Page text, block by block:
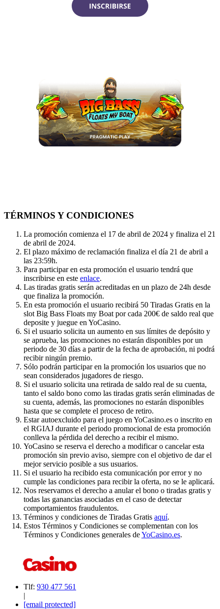
TÉRMINOS Y CONDICIONES
La promoción comienza el 17 de abril de 2024 y finaliza el 21
de abril de 2024.
El plazo máximo de reclamación finaliza el día 21 de abril a
las 23:59h.
Para participar en esta promoción el usuario tendrá que
inscribirse en este enlace.
Las tiradas gratis serán acreditadas en un plazo de 24h desde
que finaliza la promoción.
En esta promoción el usuario recibirá 50 Tiradas Gratis en la
slot Big Bass Floats my Boat por cada 200€ de saldo real que
deposite y juegue en YoCasino.
Si el usuario solicita un aumento en sus límites de depósito y
se aprueba, las promociones no estarán disponibles por un
periodo de 30 días a partir de la fecha de aprobación, ni podrá
recibir ningún premio.
Sólo podrán participar en la promoción los usuarios que no
sean considerados jugadores de riesgo.
Si el usuario solicita una retirada de saldo real de su cuenta,
tanto el saldo bono como las tiradas gratis serán eliminadas de
su cuenta, además, las promociones no estarán disponibles
hasta que se complete el proceso de retiro.
Estar autoexcluido para el juego en YoCasino.es o inscrito en
el RGIAJ durante el periodo promocional de esta promoción
conlleva la pérdida del derecho a recibir el mismo.
YoCasino se reserva el derecho a modificar o cancelar esta
promoción sin previo aviso, siempre con el objetivo de dar el
mejor servicio posible a sus usuarios.
Si el usuario ha recibido esta comunicación por error y no
cumple las condiciones para recibir la oferta, no se le aplicará.
Nos reservamos el derecho a anular el bono o tiradas gratis y
todas las ganancias asociadas en el caso de detectar
comportamientos fraudulentos.
Términos y condiciones de Tiradas Gratis aquí.
Estos Términos y Condiciones se complementan con los
Términos y Condiciones generales deYoCasino.es.
Tlf: 930 477 561
|
[email protected]